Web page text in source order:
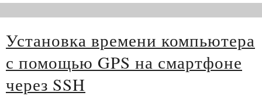
Установка времени компьютера
с помощью GPS на смартфоне
через SSH